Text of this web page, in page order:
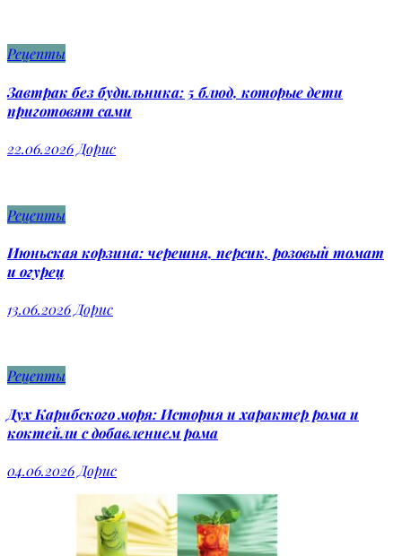
Рецепты
Завтрак без будильника: 5 блюд, которые дети
приготовят сами
22.06.2026 Дорис
Рецепты
Июньская корзина: черешня, персик, розовый томат
и огурец
13.06.2026Дорис
Рецепты
Дух Карибского моря: История и характер рома и
коктейли с добавлением рома
04.06.2026 Дорис